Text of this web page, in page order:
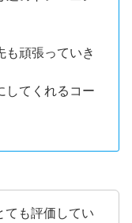
も頑張っていき
してくれるコー
ても評価してい